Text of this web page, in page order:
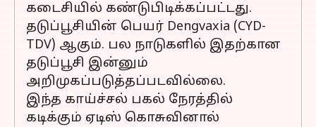
கடைசியில் கண்டுபிடிக்கப்பட்டது.
தடுப்பூசியின் பெயர் Dengvaxia (CYD-
TDV) ஆகும். பல நாடுகளில் இதற்கான
தடுப்பூசி இன்னும்
அறிமுகப்படுத்தப்படவில்லை.
இந்த காய்ச்சல் பகல் நேரத்தில்
கடிக்கும் ஏடிஸ் கொசுவினால்